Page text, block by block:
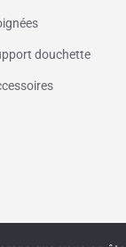
douchette